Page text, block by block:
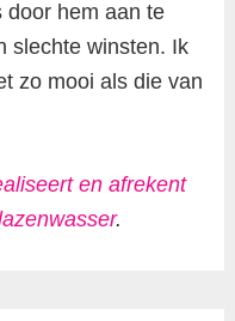
door hem aan te
slechte winsten. Ik
zo mooi als die van
en afrekent
.